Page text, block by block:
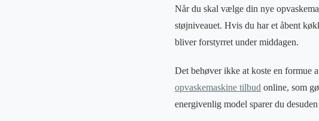
Når du skal vælge din nye
støjniveauet. Hvis du har et åbent
bliver forstyrret under middagen.
Det behøver ikke at koste en formue
opvaskemaskine tilbud online, som
energivenlig model sparer du